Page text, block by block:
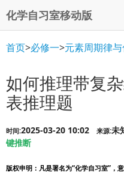
化学自习室移动版
首页>必修一>元素周期律
如何推理带复
表推理题
时间:2025-03-20 10:02 来源:未
键推断
版权申明 ：凡是署名为“化学自习室”，